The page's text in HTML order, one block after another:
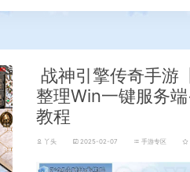
战神引擎传奇手游
整理Win一键服务
教程
丫头 2025-02-07 手游专区